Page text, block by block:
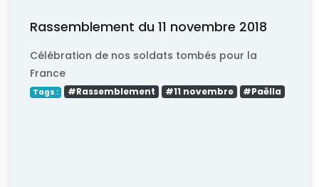
Rassemblement du 11 novembre 2018
Célébration de nos soldats tombés pour la
France
Tags : #Rassemblement #11 novembre #Paëlla